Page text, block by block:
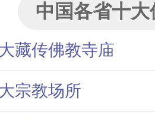
中国各省十大
藏传佛教寺庙
宗教场所